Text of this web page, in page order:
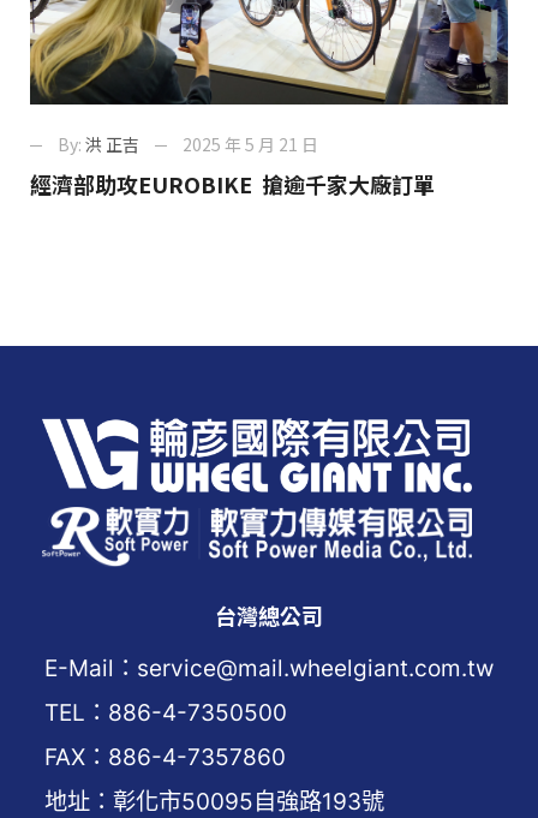
By: 洪 正吉 2025 年 5 月 21 日
經濟部助攻EUROBIKE 搶逾千家大廠訂單
台灣總公司
E-Mail：service@mail.wheelgiant.com.tw
TEL：886-4-7350500
FAX：886-4-7357860
地址：彰化市50095自強路193號